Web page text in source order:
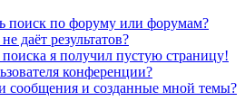
поиск по форуму или форумам?
даёт результатов?
поиска я получил пустую страницу!
конференции?
сообщения и созданные мной темы?